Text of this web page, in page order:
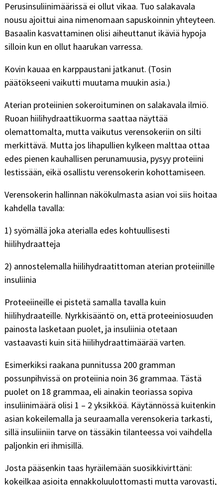
Perusinsuliinimäärissä ei ollut vikaa. Tuo salakavala
nousu ajoittui aina nimenomaan sapuskoinnin yhteyteen.
Basaalin kasvattaminen olisi aiheuttanut ikäviä hypoja
silloin kun en ollut haarukan varressa.
Kovin kauaa en karppaustani jatkanut. (Tosin
päätökseeni vaikutti muutama muukin asia.)
Aterian proteiinien sokeroituminen on salakavala ilmiö.
Ruoan hiilihydraattikuorma saattaa näyttää
olemattomalta, mutta vaikutus verensokeriin on silti
merkittävä. Mutta jos lihapullien kylkeen malttaa ottaa
edes pienen kauhallisen perunamuusia, pysyy proteiini
lestissään, eikä osallistu verensokerin kohottamiseen.
Verensokerin hallinnan näkökulmasta asian voi siis hoitaa
kahdella tavalla:
1) syömällä joka aterialla edes kohtuullisesti
hiilihydraatteja
2) annostelemalla hiilihydraatittoman aterian proteiinille
insuliinia
Proteeiineille ei pistetä samalla tavalla kuin
hiilihydraateille. Nyrkkisääntö on, että proteeiniosuuden
painosta lasketaan puolet, ja insuliinia otetaan
vastaavasti kuin sitä hiilihydraattimäärää varten.
Esimerkiksi raakana punnitussa 200 gramman
possunpihvissä on proteiinia noin 36 grammaa. Tästä
puolet on 18 grammaa, eli ainakin teoriassa sopiva
insuliinimäärä olisi 1 – 2 yksikköä. Käytännössä kuitenkin
asian kokeilemalla ja seuraamalla verensokeria tarkasti,
sillä insuliiniin tarve on tässäkin tilanteessa voi vaihdella
paljonkin eri ihmisillä.
Josta pääsenkin taas hyräilemään suosikkivirttäni:
kokeilkaa asioita ennakkoluulottomasti mutta varovasti,